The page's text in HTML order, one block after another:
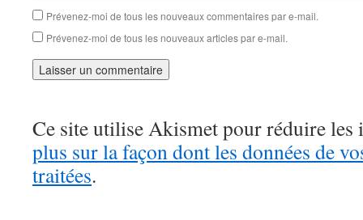
Prévenez-moi de tous les nouveaux commentaires par e-mail.
Prévenez-moi de tous les nouveaux articles par e-mail.
Ce site utilise Akismet pour réduire les
plus sur la façon dont les données de
traitées.